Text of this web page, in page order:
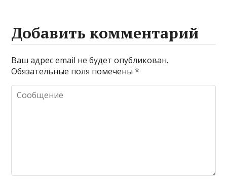
Добавить комментарий
Ваш адрес email не будет опубликован.
Обязательные поля помечены*